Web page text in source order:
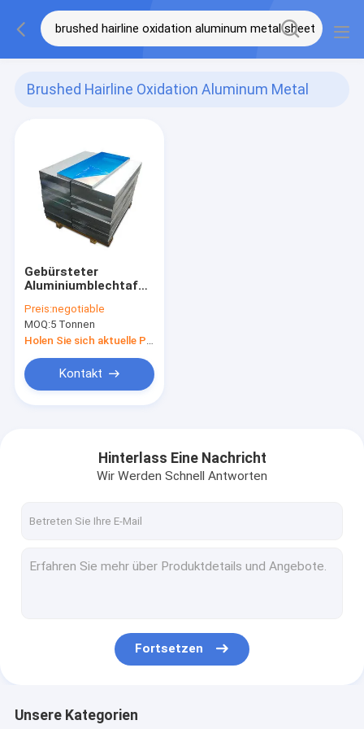
Brushed Hairline Oxidation Aluminum Metal
Gebürsteter
Aluminiumblechtafel-
Haarstrichoxidations-
5mm prägte 5754 O
H112
Preis:negotiable
MOQ:5 Tonnen
Kontakt
Hinterlass Eine Nachricht
Wir Werden Schnell Antworten
Fortsetzen
Unsere Kategorien